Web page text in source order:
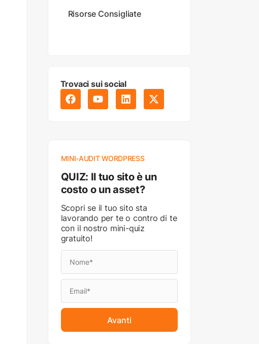
Risorse Consigliate
Trovaci sui social
MINI-AUDIT WORDPRESS
QUIZ: Il tuo sito è un
costo o un asset?
Scopri se il tuo sito sta
lavorando per te o contro di te
con il nostro mini-quiz
gratuito!
Avanti